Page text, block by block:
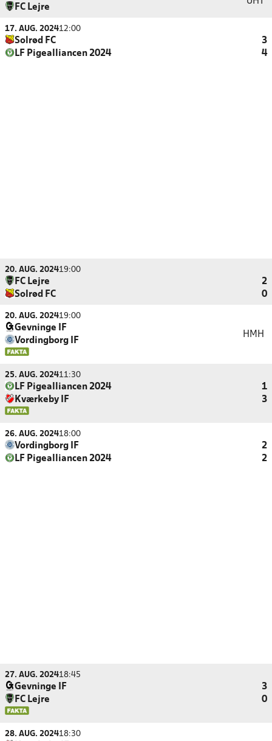
FC Lejre
17. AUG. 202412:00
Solrød FC
3
LF Pigealliancen 2024
4
20. AUG. 202419:00
FC Lejre
2
Solrød FC
0
20. AUG. 202419:00
Gevninge IF
Vordingborg IF
HMH
25. AUG. 202411:30
LF Pigealliancen 2024
1
Kværkeby IF
3
26. AUG. 202418:00
Vordingborg IF
2
LF Pigealliancen 2024
2
27. AUG. 202418:45
Gevninge IF
3
FC Lejre
0
28. AUG. 202418:30